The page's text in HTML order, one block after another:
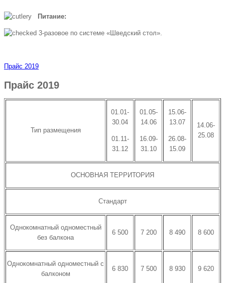
Питание:
3-разовое по системе «Шведский стол».
Прайс 2019
Прайс 2019
Тип размещения
01.01-
30.04
01.11-
31.12
01.05-
14.06
16.09-
31.10
15.06-
13.07
26.08-
15.09
14.06-
25.08
ОСНОВНАЯ ТЕРРИТОРИЯ
Стандарт
Однокомнатный одноместный
без балкона
6 500 7 200 8 490 8 600
Однокомнатный одноместный с
балконом
6 830 7 500 8 930 9 620